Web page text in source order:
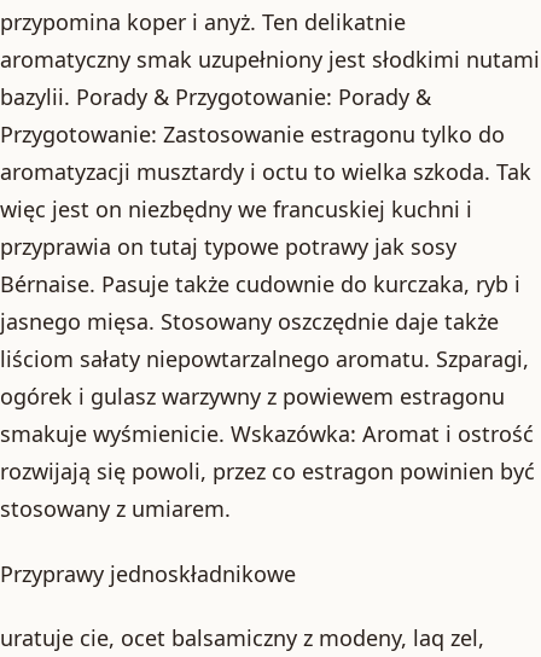
przypomina koper i anyż. Ten delikatnie
aromatyczny smak uzupełniony jest słodkimi nutami
bazylii. Porady & Przygotowanie: Porady &
Przygotowanie: Zastosowanie estragonu tylko do
aromatyzacji musztardy i octu to wielka szkoda. Tak
więc jest on niezbędny we francuskiej kuchni i
przyprawia on tutaj typowe potrawy jak sosy
Bérnaise. Pasuje także cudownie do kurczaka, ryb i
jasnego mięsa. Stosowany oszczędnie daje także
liściom sałaty niepowtarzalnego aromatu. Szparagi,
ogórek i gulasz warzywny z powiewem estragonu
smakuje wyśmienicie. Wskazówka: Aromat i ostrość
rozwijają się powoli, przez co estragon powinien być
stosowany z umiarem.
Przyprawy jednoskładnikowe
uratuje cie, ocet balsamiczny z modeny, laq zel,